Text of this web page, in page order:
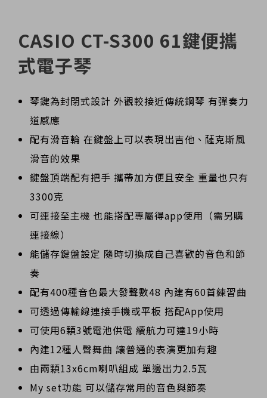
CASIO CT-S300 61鍵便攜
式電子琴
琴鍵為封閉式設計 外觀較接近傳統鋼琴 有彈奏力
道感應
配有滑音輪 在鍵盤上可以表現出吉他、薩克斯風
滑音的效果
鍵盤頂端配有把手 攜帶加方便且安全 重量也只有
3300克
可連接至主機 也能搭配專屬得app使用（需另購
連接線）
能儲存鍵盤設定 隨時切換成自己喜歡的音色和節
奏
配有400種音色最大發聲數48 內建有60首練習曲
可透過傳輸線連接手機或平板 搭配App使用
可使用6顆3號電池供電 續航力可達19小時
內建12種人聲舞曲 讓普通的表演更加有趣
由兩顆13x6cm喇叭組成 單邊出力2.5瓦
My set功能 可以儲存常用的音色與節奏